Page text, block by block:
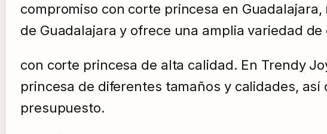
compromiso con corte princesa en
de Guadalajara y ofrece una amplia variedad
con corte princesa de alta calidad. En Trendy
princesa de diferentes tamaños y calidades,
presupuesto.